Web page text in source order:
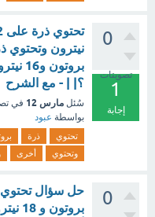
0
تصويتات
1
إجابة
؟| | - مع الشرح
سُئل مارس 12 في
بواسطة عبود
تحتوي ذرة
وتحتوي
أخرى
0